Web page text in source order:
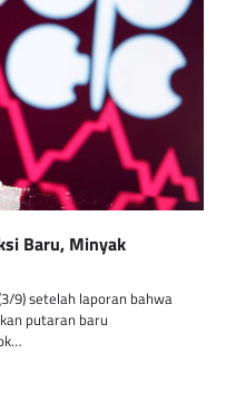
Baru, Minyak
9) setelah laporan bahwa
putaran baru